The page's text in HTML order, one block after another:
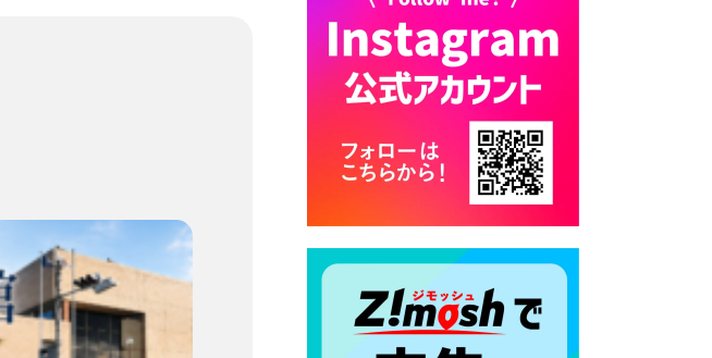
京築地区水道企業団職員採用
試験（募集）
2026年7月27日 マイナンバー
カード交付に伴う休日および
平日夜間開庁の案内
2026年7月22日 令和８年度
「こども文化パスポート事
2026年7月21日 卜仙の郷 お
盆期間の営業時間のお知らせ
2026年7月17日 バス経路検索
のご利用案内